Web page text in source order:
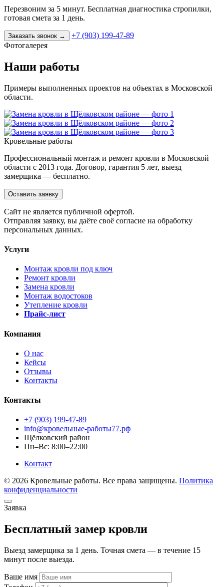
Перезвоним за 5 минут. Бесплатная диагностика стропилки,
готовая смета за 1 день.
Заказать звонок →
+7 (903) 199-47-89
Фотогалерея
Наши работы
Примеры выполненных проектов на объектах в Московской
области.
Кровельные работы
Профессиональный монтаж и ремонт кровли в Московской
области с 2013 года. Договор, гарантия 5 лет, выезд
замерщика — бесплатно.
Оставить заявку
Cайт не является публичной офертой.
Отправляя заявку, вы даёте своё согласие на обработку
персональных данных.
Услуги
Монтаж кровли под ключ
Ремонт кровли
Замена кровли
Монтаж водостоков
Утепление кровли
Прайс-лист
Компания
О нас
Кейсы
Отзывы
Контакты
Контакты
+7 (903) 199-47-89
info@кровельные-работы77.рф
Щёлковский район
Пн–Вс: 8:00–22:00
Контакт
© 2026 Кровельные работы. Все права защищены. Политика
конфиденциальности
Заявка
Бесплатный замер кровли
Выезд замерщика за 1 день. Точная смета — в течение 15
минут после выезда.
Ваше имя